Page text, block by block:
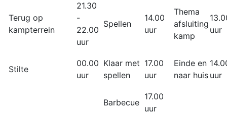
Terug op
kampterrein
21.30
-
22.00
uur
Spellen
14.00
uur
Thema
afsluiting
kamp
uur
Stilte
00.00
uur
Klaar met
spellen
17.00
uur
Einde en
naar huis uur
Barbecue
17.00
uur